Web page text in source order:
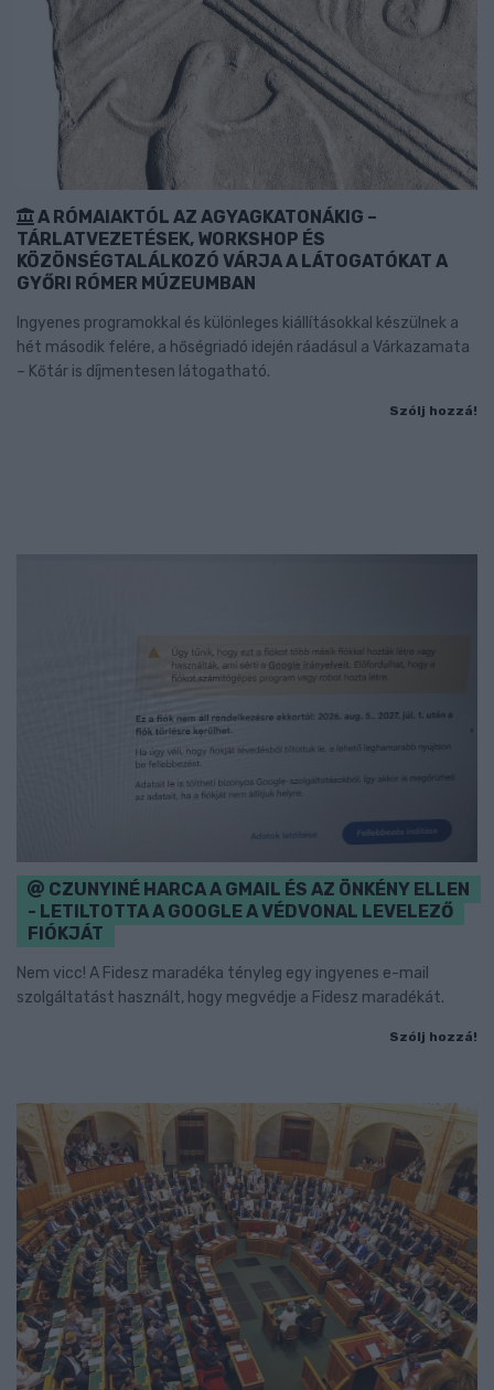
A RÓMAIAKTÓL AZ AGYAGKATONÁKIG –
TÁRLATVEZETÉSEK, WORKSHOP ÉS
KÖZÖNSÉGTALÁLKOZÓ VÁRJA A LÁTOGATÓKAT A
GYŐRI RÓMER MÚZEUMBAN
Ingyenes programokkal és különleges kiállításokkal készülnek a
hét második felére, a hőségriadó idején ráadásul a Várkazamata
– Kőtár is díjmentesen látogatható.
Szólj hozzá!
CZUNYINÉ HARCA A GMAIL ÉS AZ ÖNKÉNY ELLEN
- LETILTOTTA A GOOGLE A VÉDVONAL LEVELEZŐ
FIÓKJÁT
Nem vicc! A Fidesz maradéka tényleg egy ingyenes e-mail
szolgáltatást használt, hogy megvédje a Fidesz maradékát.
Szólj hozzá!